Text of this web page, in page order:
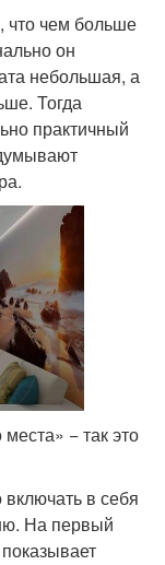
что чем больше
он
небольшая, а
Тогда
практичный
− так это
в себя
На первый